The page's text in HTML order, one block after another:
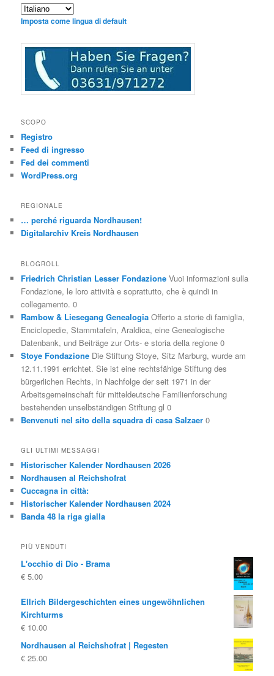
Imposta come lingua di default
SCOPO
Registro
Feed di ingresso
Fed dei commenti
WordPress.org
REGIONALE
… perché riguarda Nordhausen!
Digitalarchiv Kreis Nordhausen
BLOGROLL
Friedrich Christian Lesser Fondazione Vuoi informazioni sulla
Fondazione, le loro attività e soprattutto, che è quindi in
collegamento. 0
Rambow & Liesegang Genealogia Offerto a storie di famiglia,
Enciclopedie, Stammtafeln, Araldica, eine Genealogische
Datenbank, und Beiträge zur Orts- e storia della regione 0
Stoye Fondazione Die Stiftung Stoye, Sitz Marburg, wurde am
12.11.1991 errichtet. Sie ist eine rechtsfähige Stiftung des
bürgerlichen Rechts, in Nachfolge der seit 1971 in der
Arbeitsgemeinschaft für mitteldeutsche Familienforschung
bestehenden unselbständigen Stiftung gl 0
Benvenuti nel sito della squadra di casa Salzaer 0
GLI ULTIMI MESSAGGI
Historischer Kalender Nordhausen 2026
Nordhausen al Reichshofrat
Cuccagna in città:
Historischer Kalender Nordhausen 2024
Banda 48 la riga gialla
PIÙ VENDUTI
L'occhio di Dio - Brama
€ 5.00
Ellrich Bildergeschichten eines ungewöhnlichen
Kirchturms
€ 10.00
Nordhausen al Reichshofrat | Regesten
€ 25.00